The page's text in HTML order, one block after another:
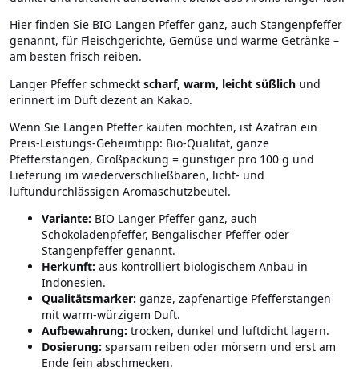
Hier finden Sie BIO Langen Pfeffer ganz, auch Stangenpfeffer
genannt, für Fleischgerichte, Gemüse und warme Getränke –
am besten frisch reiben.
Langer Pfeffer schmeckt scharf, warm, leicht süßlich und
erinnert im Duft dezent an Kakao.
Wenn Sie Langen Pfeffer kaufen möchten, ist Azafran ein
Preis-Leistungs-Geheimtipp: Bio-Qualität, ganze
Pfefferstangen, Großpackung = günstiger pro 100 g und
Lieferung im wiederverschließbaren, licht- und
luftundurchlässigen Aromaschutzbeutel.
Variante: BIO Langer Pfeffer ganz, auch
Schokoladenpfeffer, Bengalischer Pfeffer oder
Stangenpfeffer genannt.
Herkunft: aus kontrolliert biologischem Anbau in
Indonesien.
Qualitätsmarker: ganze, zapfenartige Pfefferstangen
mit warm-würzigem Duft.
Aufbewahrung: trocken, dunkel und luftdicht lagern.
Dosierung: sparsam reiben oder mörsern und erst am
Ende fein abschmecken.